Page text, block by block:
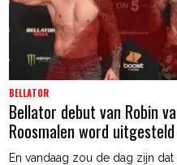
BELLATOR
Bellator debut van Robin
Roosmalen word
En vandaag zou de dag zijn dat